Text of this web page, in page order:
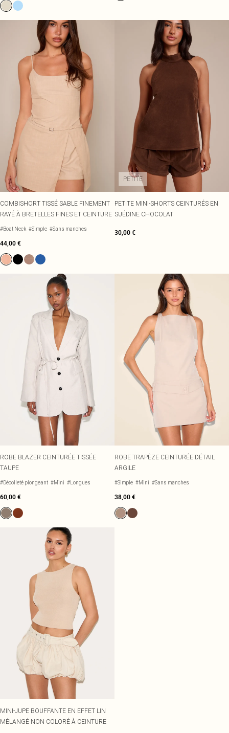
COMBISHORT TISSÉ SABLE FINEMENT
RAYÉ À BRETELLES FINES ET CEINTURE
#Boat Neck #Simple #Sans manches
44,00 €
PETITE
PETITE MINI-SHORTS CEINTURÉS EN
SUÉDINE CHOCOLAT
30,00 €
ROBE BLAZER CEINTURÉE TISSÉE
TAUPE
#Décolleté plongeant #Mini #Longues
60,00 €
ROBE TRAPÈZE CEINTURÉE DÉTAIL
ARGILE
#Simple #Mini #Sans manches
38,00 €
MINI-JUPE BOUFFANTE EN EFFET LIN
MÉLANGÉ NON COLORÉ À CEINTURE